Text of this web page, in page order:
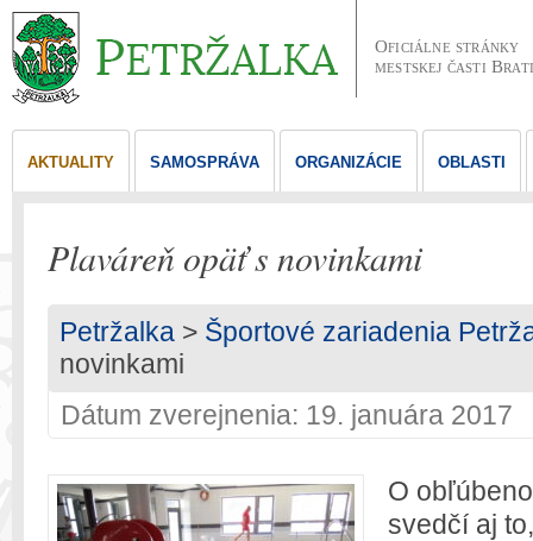
Oficiálne stránky
mestskej časti
AKTUALITY SAMOSPRÁVA ORGANIZÁCIE OBLASTI
Plaváreň opäť s novinkami
Petržalka > Športové zariadenia
novinkami
Dátum zverejnenia: 19. januára 2017
O
svedčí aj